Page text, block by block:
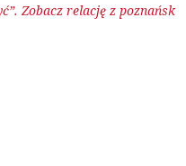
Zobacz relację z poznańsk